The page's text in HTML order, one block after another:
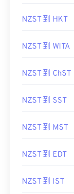
NZST 到 HKT
NZST 到 WITA
NZST 到 ChST
NZST 到 SST
NZST 到 MST
NZST 到 EDT
NZST 到 IST